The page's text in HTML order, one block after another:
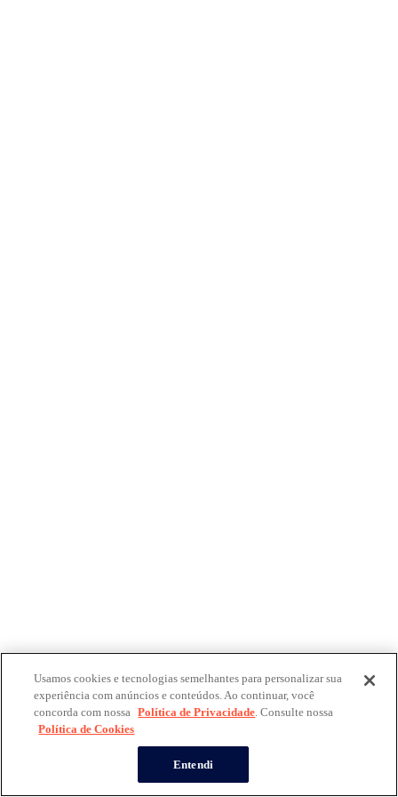
Usamos cookies e tecnologias semelhantes para personalizar sua
experiência com anúncios e conteúdos. Ao continuar, você
concorda com nossa Política de Privacidade. Consulte nossa
Política de Cookies
Entendi